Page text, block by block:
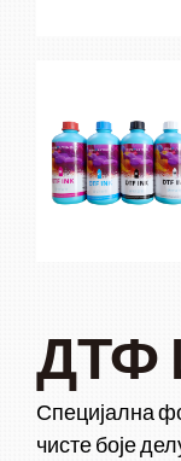
ДТФ
Специјална
чисте боје